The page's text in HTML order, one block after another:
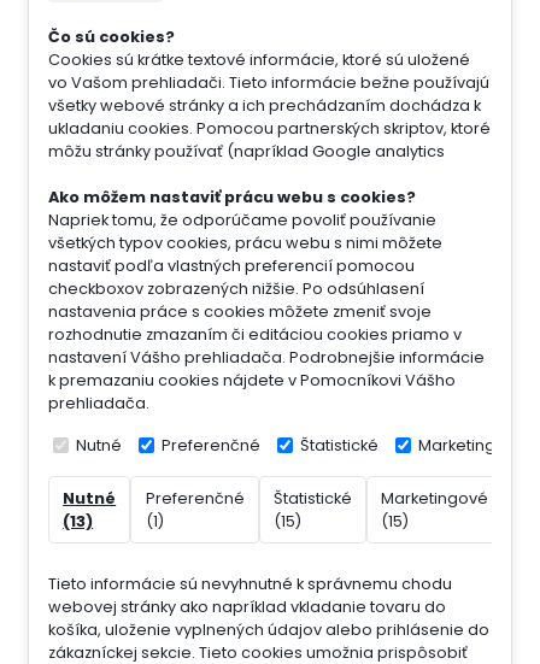
Čo sú cookies?
Cookies sú krátke textové informácie, ktoré sú uložené
vo Vašom prehliadači. Tieto informácie bežne používajú
všetky webové stránky a ich prechádzaním dochádza k
ukladaniu cookies. Pomocou partnerských skriptov, ktoré
môžu stránky používať (napríklad Google analytics
Ako môžem nastaviť prácu webu s cookies?
Napriek tomu, že odporúčame povoliť používanie
všetkých typov cookies, prácu webu s nimi môžete
nastaviť podľa vlastných preferencií pomocou
checkboxov zobrazených nižšie. Po odsúhlasení
nastavenia práce s cookies môžete zmeniť svoje
rozhodnutie zmazaním či editáciou cookies priamo v
nastavení Vášho prehliadača. Podrobnejšie informácie
k premazaniu cookies nájdete v Pomocníkovi Vášho
prehliadača.
Nutné Preferenčné Štatistické Marketingové
Nutné
(13)
Preferenčné
(1)
Štatistické
(15)
Marketingové
(15)
Tieto informácie sú nevyhnutné k správnemu chodu
webovej stránky ako napríklad vkladanie tovaru do
košíka, uloženie vyplnených údajov alebo prihlásenie do
zákazníckej sekcie. Tieto cookies umožnia prispôsobiť